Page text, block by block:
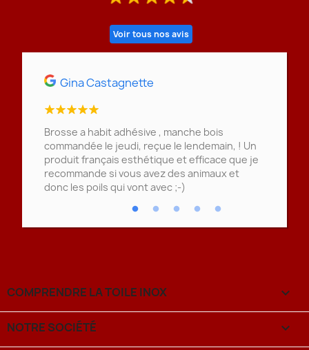
Voir tous nos avis
Gina Castagnette
Brosse a habit adhésive , manche bois
commandée le jeudi, reçue le lendemain, ! Un
produit français esthétique et efficace que je
recommande si vous avez des animaux et
donc les poils qui vont avec ;-)
COMPRENDRE LA TOILE INOX 
NOTRE SOCIÉTÉ 